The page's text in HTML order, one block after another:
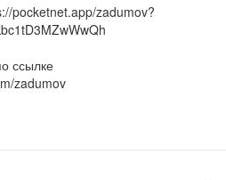
pocketnet.app/zadumov?
ссылке
zadumov